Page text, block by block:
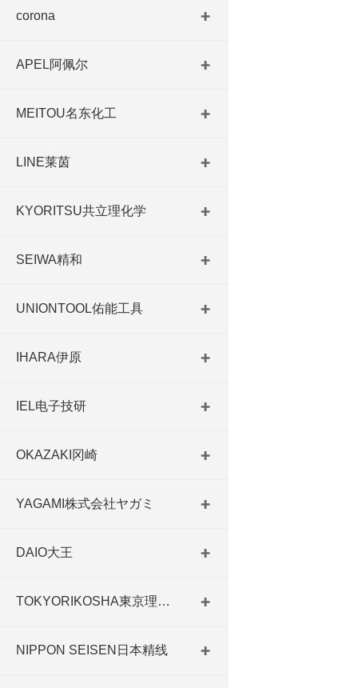
corona
APEL阿佩尔
MEITOU名东化工
LINE莱茵
KYORITSU共立理化学
SEIWA精和
UNIONTOOL佑能工具
IHARA伊原
IEL电子技研
OKAZAKI冈崎
YAGAMI株式会社ヤガミ
DAIO大王
TOKYORIKOSHA東京理工舎
NIPPON SEISEN日本精线